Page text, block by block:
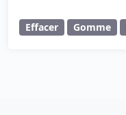
Effacer Gomme